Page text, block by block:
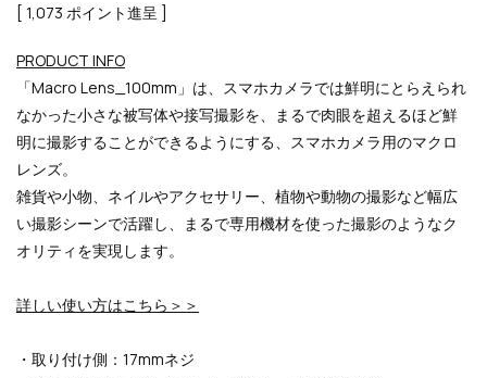
1,073 ポイント進呈 ]
PRODUCT INFO
「Macro Lens_100mm」は、スマホカメラでは鮮明にとらえられ
なかった小さな被写体や接写撮影を、まるで肉眼を超えるほど鮮
明に撮影することができるようにする、 スマホカメラ用のマクロ
レンズ。
雑貨や小物、ネイルやアクセサリー、植物や動物の撮影など幅広
い撮影シーンで活躍し、まるで専用機材を使った撮影のようなク
オリティを実現します。
詳しい使い方はこちら＞＞
・取り付け側：17mmネジ